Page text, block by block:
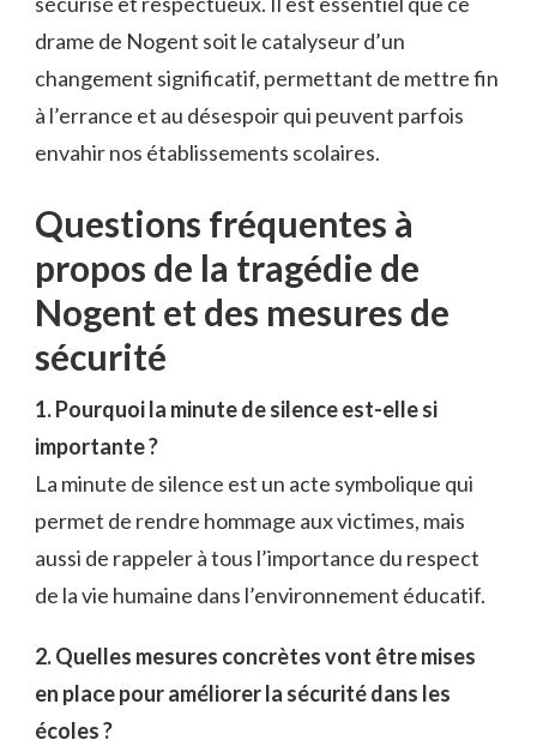
drame de Nogent soit le catalyseur d’un
changement significatif, permettant de mettre fin
à l’errance et au désespoir qui peuvent parfois
envahir nos établissements scolaires.
Questions fréquentes à
propos de la tragédie de
Nogent et des mesures de
sécurité
1. Pourquoi la minute de silence est-elle si
importante ?
La minute de silence est un acte symbolique qui
permet de rendre hommage aux victimes, mais
aussi de rappeler à tous l’importance du respect
de la vie humaine dans l’environnement éducatif.
2. Quelles mesures concrètes vont être mises
en place pour améliorer la sécurité dans les
écoles ?